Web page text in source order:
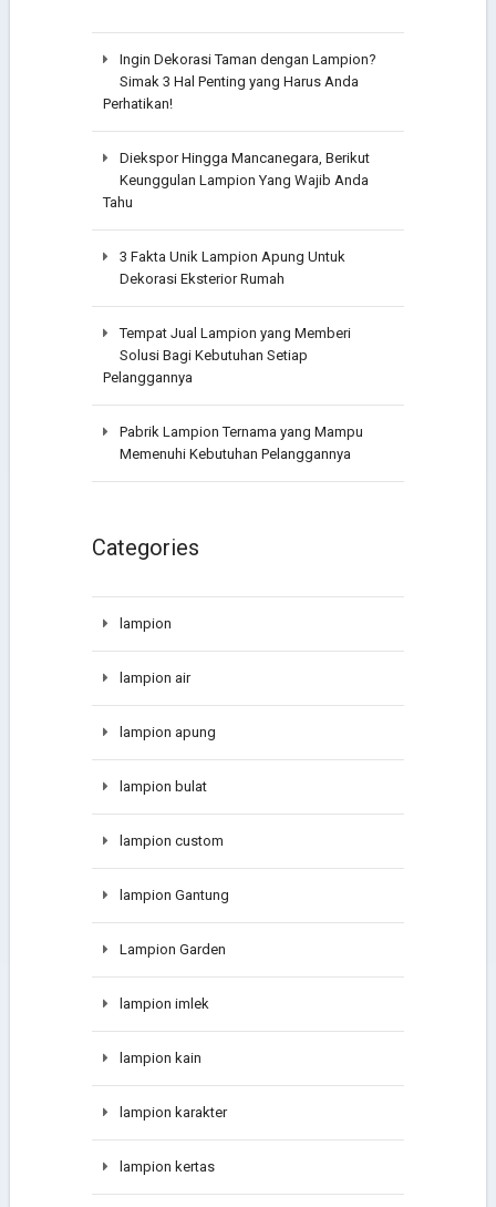
Ingin Dekorasi Taman dengan Lampion?
Simak 3 Hal Penting yang Harus Anda
Perhatikan!
Diekspor Hingga Mancanegara, Berikut
Keunggulan Lampion Yang Wajib Anda
Tahu
3 Fakta Unik Lampion Apung Untuk
Dekorasi Eksterior Rumah
Tempat Jual Lampion yang Memberi
Solusi Bagi Kebutuhan Setiap
Pelanggannya
Pabrik Lampion Ternama yang Mampu
Memenuhi Kebutuhan Pelanggannya
Categories
lampion
lampion air
lampion apung
lampion bulat
lampion custom
lampion Gantung
Lampion Garden
lampion imlek
lampion kain
lampion karakter
lampion kertas